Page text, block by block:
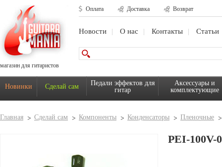
магазин для гитаристов
Оплата Доставка Возврат
Новости О нас Контакты Статьи
Новинки Сделай сам
Педали эффектов для
гитар
Аксессуары и
комплектующие
Главная Сделай сам Компоненты Конденсаторы Пленочные
PEI-